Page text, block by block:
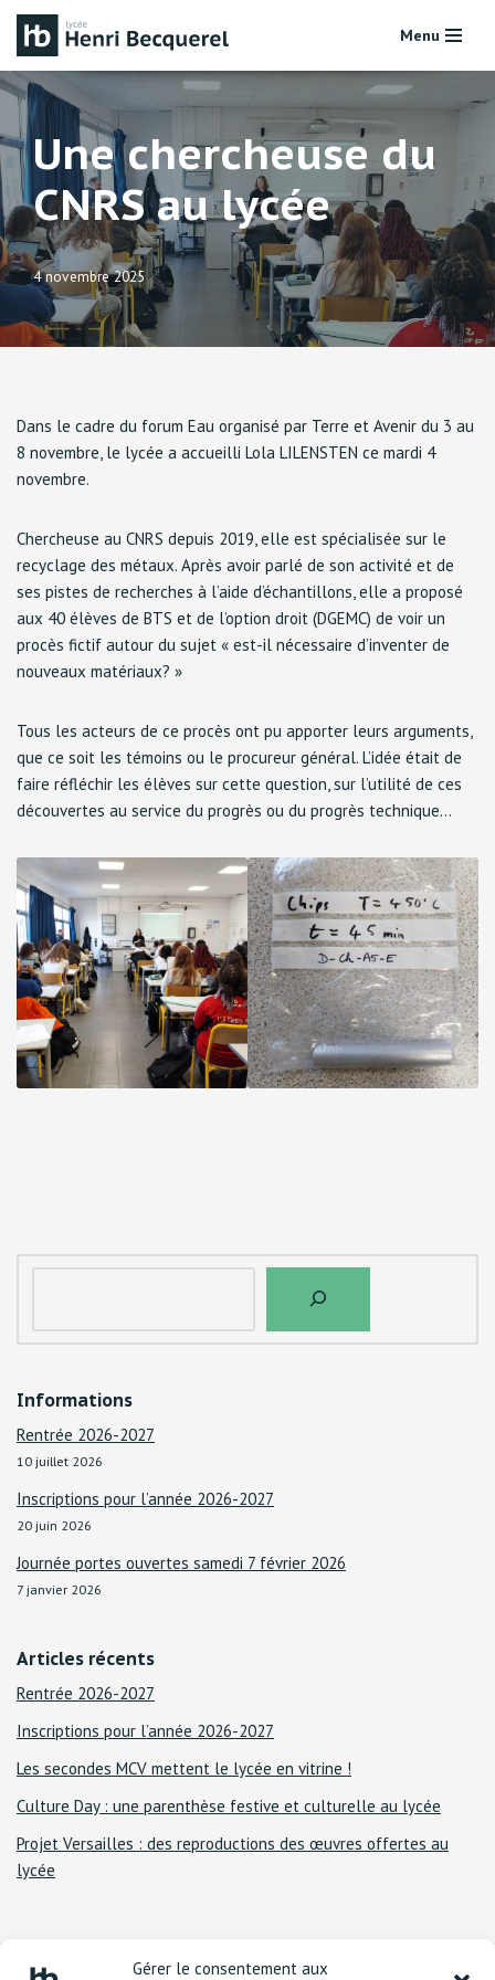
Gérer le consentement aux
Aller
au
contenu
Menu
Une chercheuse du
CNRS au lycée
4 novembre 2025
Dans le cadre du forum Eau organisé par Terre et Avenir du 3 au
8 novembre, le lycée a accueilli Lola LILENSTEN ce mardi 4
novembre.
Chercheuse au CNRS depuis 2019, elle est spécialisée sur le
recyclage des métaux. Après avoir parlé de son activité et de
ses pistes de recherches à l’aide d’échantillons, elle a proposé
aux 40 élèves de BTS et de l’option droit (DGEMC) de voir un
procès fictif autour du sujet « est-il nécessaire d’inventer de
nouveaux matériaux? »
Tous les acteurs de ce procès ont pu apporter leurs arguments,
que ce soit les témoins ou le procureur général. L’idée était de
faire réfléchir les élèves sur cette question, sur l’utilité de ces
découvertes au service du progrès ou du progrès technique…
Informations
Rentrée 2026-2027
10 juillet 2026
Inscriptions pour l’année 2026-2027
20 juin 2026
Journée portes ouvertes samedi 7 février 2026
7 janvier 2026
Articles récents
Rentrée 2026-2027
Inscriptions pour l’année 2026-2027
Les secondes MCV mettent le lycée en vitrine !
Culture Day : une parenthèse festive et culturelle au lycée
Projet Versailles : des reproductions des œuvres offertes au
lycée